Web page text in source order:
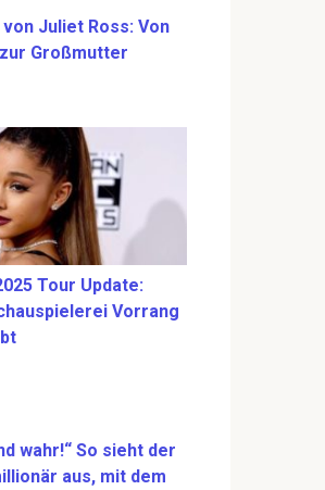
Juliet Ross: Von
Großmutter
Tour Update:
Vorrang
wahr!“ So sieht der
aus, mit dem